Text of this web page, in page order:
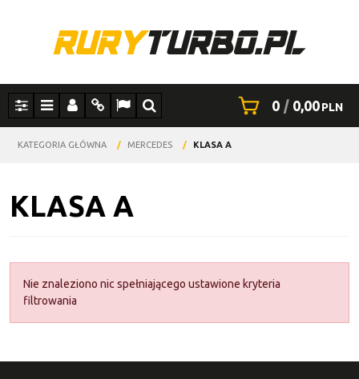
PanelMenuPanelInfoLangSzukaj
0 | 0,00PLN
KATEGORIA GŁÓWNA / MERCEDES / KLASA A
KLASA A
Nie znaleziono nic spełniającego ustawione kryteria
filtrowania